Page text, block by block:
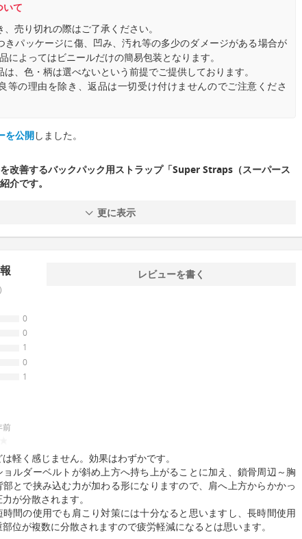
いて
売り切れの際はご了承ください。
きパッケージに傷、凹み、汚れ等の多少のダメージがある場合が
によってはビニールだけの簡易包装となります。
、色・柄は選べないという前提でご提供しております。
等の理由を除き、返品は一切受け付けませんのでご注意くださ
を公開しました。
改善するバックパック用ストラップ「Super Straps（スーパース
介です。
更に表示
0
0
1
0
1
レビューを書く
前
軽く感じません。効果はわずかです。
ョルダーベルトが斜め上方へ持ち上がることに加え、鎖骨周辺～胸
部とで挟み込む力が加わる形になりますので、肩へ上方からかかっ
が分散されます。
時間の使用でも肩こり対策には十分なると思いますし、長時間使用
位が複数に分散されますので疲労軽減になるとは思います。